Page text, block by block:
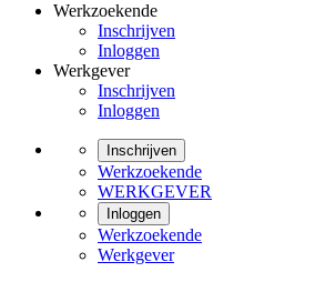
Werkzoekende
Inschrijven
Inloggen
Werkgever
Inschrijven
Inloggen
Inschrijven
Werkzoekende
WERKGEVER
Inloggen
Werkzoekende
Werkgever